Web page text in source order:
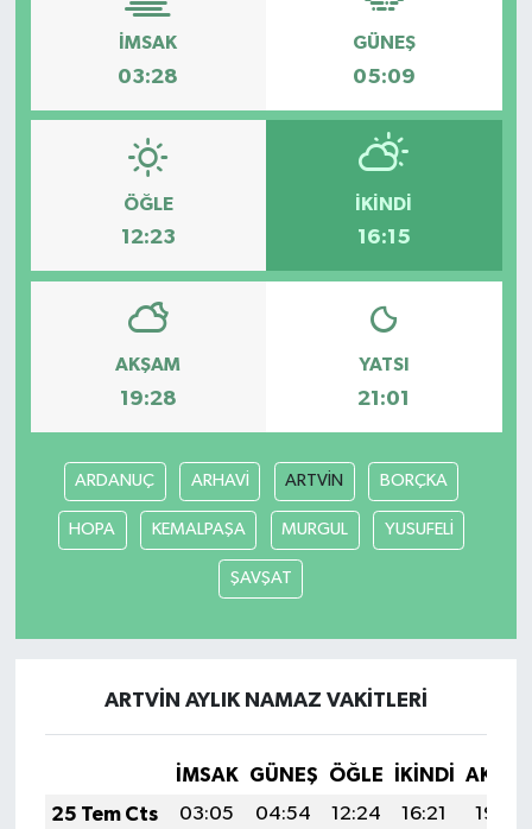
İMSAK
03:28
GÜNEŞ
05:09
ÖĞLE
12:23
İKINDI
16:15
AKŞAM
19:28
YATSI
21:01
ARDANUÇ ARHAVİ ARTVİN BORÇKA
HOPA KEMALPAŞA MURGUL YUSUFELİ
ŞAVŞAT
ARTVİN AYLIK NAMAZ VAKITLERI
İMSAK GÜNEŞ ÖĞLE İKINDI
25 Tem Cts
03:05 04:54 12:24 16:21
19:44
Video Galeri